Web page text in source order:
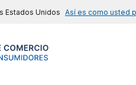
Estados Unidos Así es como usted